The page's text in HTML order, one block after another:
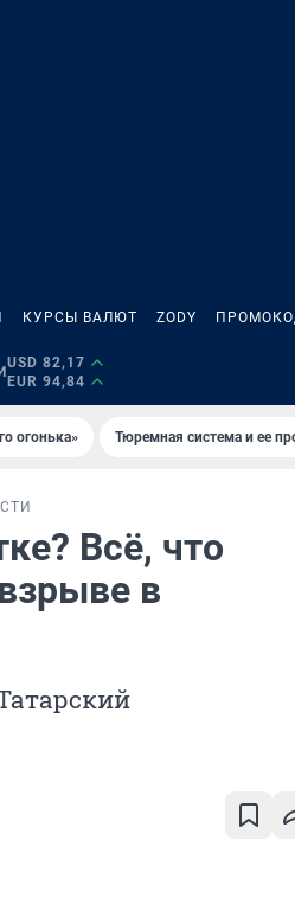
КУРСЫ ВАЛЮТ ZODY
USD 82,17
EUR 94,84
огонька» Тюремная система и ее
Всё, что
в